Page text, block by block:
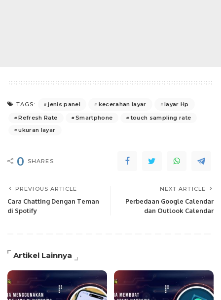
TAGS: jenis panel kecerahan layar
layar Hp
Refresh Rate
Smartphone
touch sampling rate
ukuran layar
0 SHARES
PREVIOUS ARTICLE
Cara Chatting Dengan Teman
di Spotify
NEXT ARTICLE
Perbedaan Google Calendar
dan Outlook Calendar
Artikel Lainnya